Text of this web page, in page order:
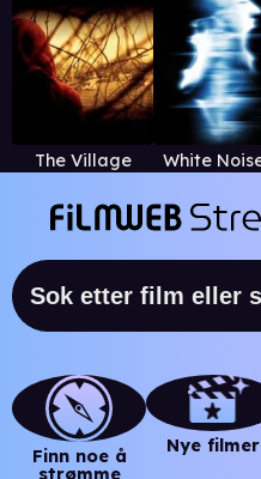
The Village
Finn noe å
strømme
Nye filmer